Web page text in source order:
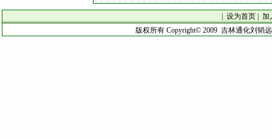
设为首页
加
版权所有 Copyright© 2009 吉林通化刘韬